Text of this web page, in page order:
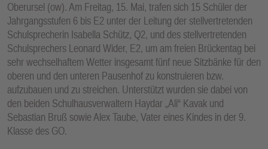
Oberursel (ow). Am Freitag, 15. Mai, trafen sich 15 Schüler der
Jahrgangsstufen 6 bis E2 unter der Leitung der stellvertretenden
Schulsprecherin Isabella Schütz, Q2, und des stellvertretenden
Schulsprechers Leonard Wider, E2, um am freien Brückentag bei
sehr wechselhaftem Wetter insgesamt fünf neue Sitzbänke für den
oberen und den unteren Pausenhof zu konstruieren bzw.
aufzubauen und zu streichen. Unterstützt wurden sie dabei von
den beiden Schulhausverwaltern Haydar „Ali“ Kavak und
Sebastian Bruß sowie Alex Taube, Vater eines Kindes in der 9.
Klasse des GO.